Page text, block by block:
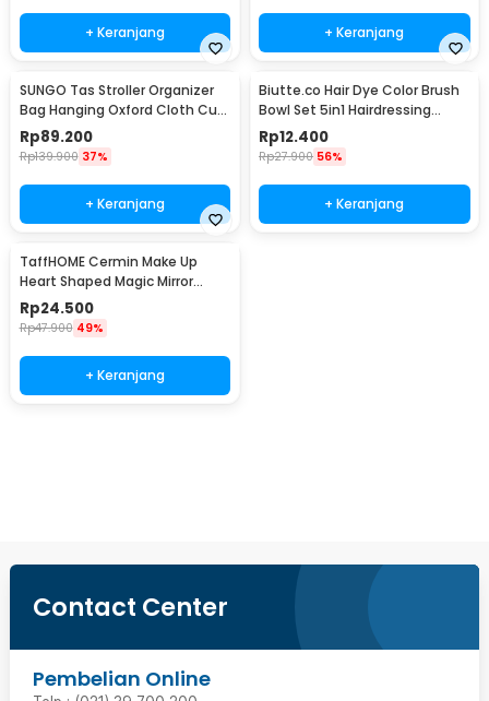
+ Keranjang + Keranjang
SUNGO Tas Stroller Organizer
Bag Hanging Oxford Cloth Cup
Holder - S33
Rp89.200
Rp139.900 37%
+ Keranjang
Biutte.co Hair Dye Color Brush
Bowl Set 5in1 Hairdressing
Accessory - ME51
Rp12.400
Rp27.900 56%
+ Keranjang
TaffHOME Cermin Make Up
Heart Shaped Magic Mirror
Table LED - L-223
Rp24.500
Rp47.900 49%
+ Keranjang
Contact Center
Pembelian Online